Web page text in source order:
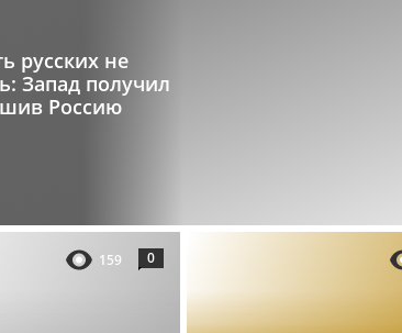
русских не
Запад получил
Россию
159 0